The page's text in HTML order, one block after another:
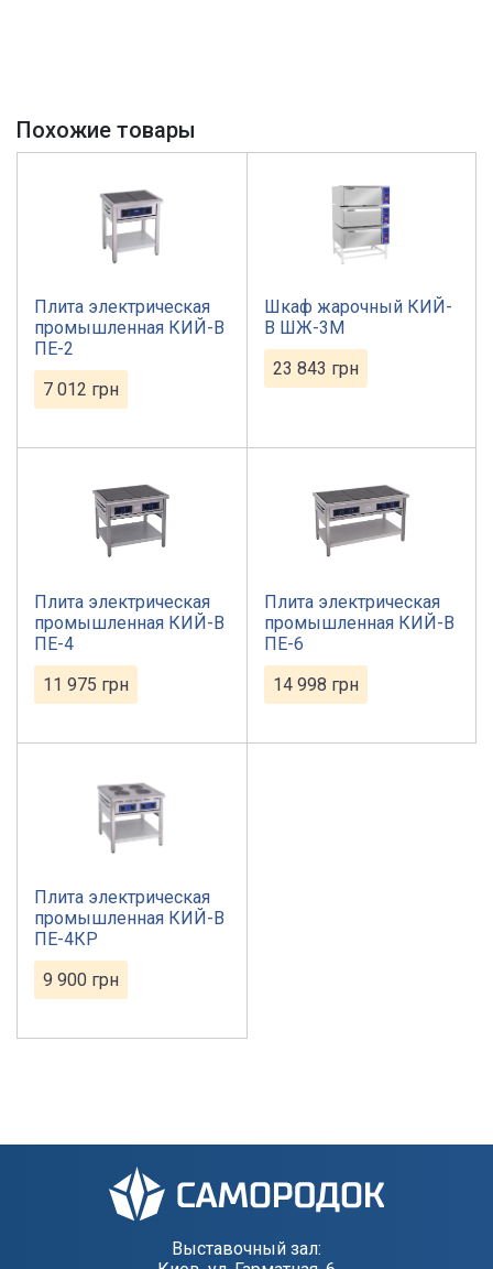
Похожие товары
Плита электрическая
промышленная КИЙ-В
ПЕ-2
7 012 грн
Шкаф жарочный КИЙ-
В ШЖ-3М
23 843 грн
Плита электрическая
промышленная КИЙ-В
ПЕ-4
11 975 грн
Плита электрическая
промышленная КИЙ-В
ПЕ-6
14 998 грн
Плита электрическая
промышленная КИЙ-В
ПЕ-4КР
9 900 грн
Выставочный зал: